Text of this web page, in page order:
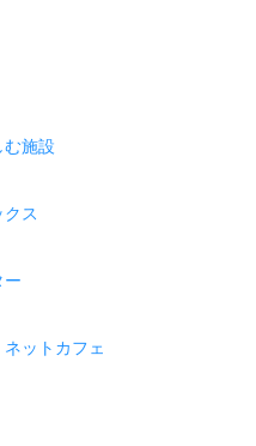
施設
ス
ー
ットカフェ